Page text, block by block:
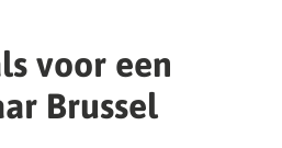
voor een
Brussel